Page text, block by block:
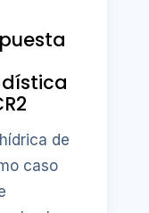
de
caso